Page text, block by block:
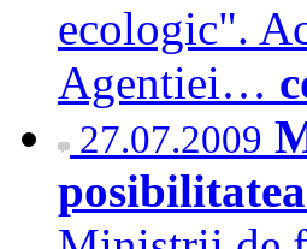
ecologic".
Agentiei…
27.07.2009